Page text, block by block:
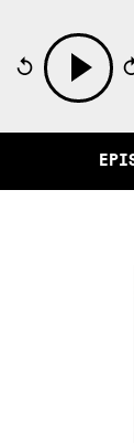
la memoria
play